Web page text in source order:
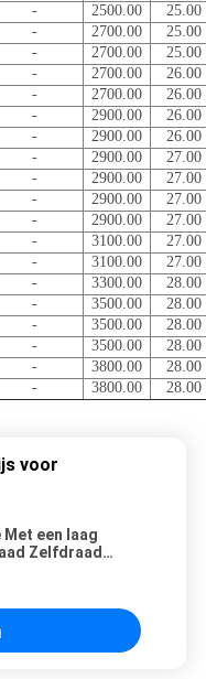
- 2500.00
25.00
- 2700.00
25.00
- 2700.00
25.00
- 2700.00
26.00
- 2700.00
26.00
- 2900.00
26.00
- 2900.00
26.00
- 2900.00
27.00
- 2900.00
27.00
- 2900.00
27.00
- 2900.00
27.00
- 3100.00
27.00
- 3100.00
27.00
- 3300.00
28.00
- 3500.00
28.00
- 3500.00
28.00
- 3500.00
28.00
- 3800.00
28.00
- 3800.00 28.00
voor
een laag
Zelfdraad